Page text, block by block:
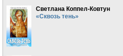
Светлана Коппел-Ковтун
«Сквозь тень»